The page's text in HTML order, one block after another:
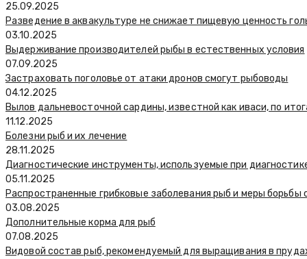
25.09.2025
Разведение в аквакультуре не снижает пищевую ценность
03.10.2025
Выдерживание производителей рыбы в естественных условия
07.09.2025
Застраховать поголовье от атаки дронов смогут рыбоводы
04.12.2025
Вылов дальневосточной сардины, известной как иваси, по
11.12.2025
Болезни рыб и их лечение
28.11.2025
Диагностические инструменты, используемые при
05.11.2025
Распространенные грибковые заболевания рыб и меры борьбы
03.08.2025
Дополнительные корма для рыб
07.08.2025
Видовой состав рыб, рекомендуемый для выращивания в